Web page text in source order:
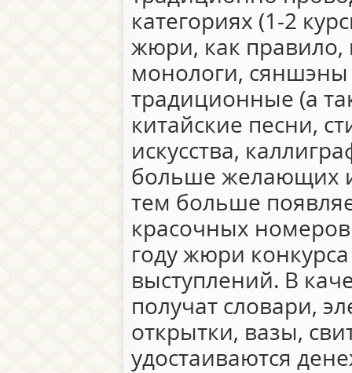
категориях (1-2
жюри, как правило,
монологи, сяншэны
традиционные (а
китайские песни,
искусства,
больше желающих
тем больше
красочных
году жюри
выступлений. В
получат словари,
открытки, вазы,
удостаиваются